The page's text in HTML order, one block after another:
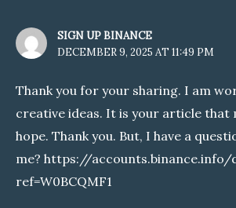
SIGN UP BINANCE
DECEMBER 9, 2025 AT 11:49 PM
Thank you for your sharing. I am
creative ideas. It is your article that
hope. Thank you. But, I have a
me? https://
ref=W0BCQMF1